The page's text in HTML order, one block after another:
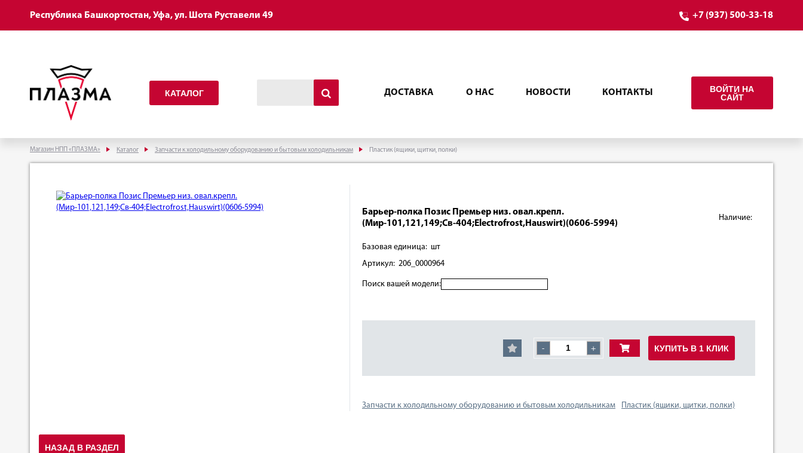
Республика Башкортостан, Уфа, ул. Шота Руставели 49 +7 (937) 500-33-18
КАТАЛОГ ДОСТАВКА О НАС НОВОСТИ КОНТАКТЫ
ВОЙТИ НА
САЙТ
Магазин НПП «ПЛАЗМА» Каталог Запчасти к холодильному оборудованию и бытовым холодильникам Пластик (ящики, щитки, полки)
Барьер-полка Позис Премьер низ. овал.крепл.
(Мир-101,121,149;Св-404;Electrofrost,Hauswirt)(0606-5994)
Наличие:
Базовая единица: шт
Артикул: 206_0000964
Поиск вашей модели:
- + КУПИТЬ В 1 КЛИК
Запчасти к холодильному оборудованию и бытовым холодильникам Пластик (ящики, щитки, полки)
НАЗАД В РАЗДЕЛ